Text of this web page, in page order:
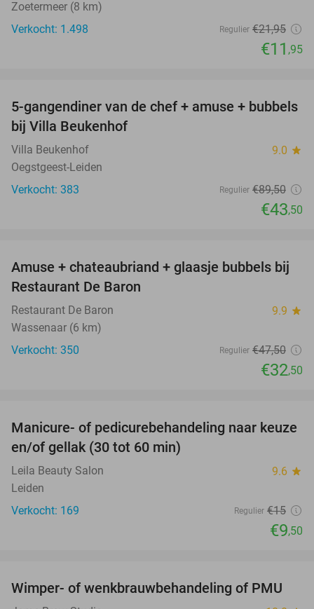
Zoetermeer (8 km)
Verkocht: 1.498
Regulier €21,95
€11 ,95
51%
5-gangendiner van de chef + amuse + bubbels
bij Villa Beukenhof
Villa Beukenhof 9.0 star
Oegstgeest-Leiden
Verkocht: 383
Regulier €89,50
€43,50
32%
Amuse + chateaubriand + glaasje bubbels bij
Restaurant De Baron
Restaurant De Baron 9.9 star
Wassenaar (6 km)
Verkocht: 350
Regulier €47,50
€32,50
37%
Manicure- of pedicurebehandeling naar keuze
en/of gellak (30 tot 60 min)
Leila Beauty Salon 9.6 star
Leiden
Verkocht: 169
Regulier €15
€9,50
48%
Wimper- of wenkbrauwbehandeling of PMU